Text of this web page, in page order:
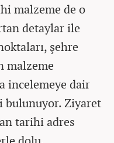
malzeme de o
detaylar ile
şehre
malzeme
incelemeye dair
bulunuyor. Ziyaret
tarihi adres